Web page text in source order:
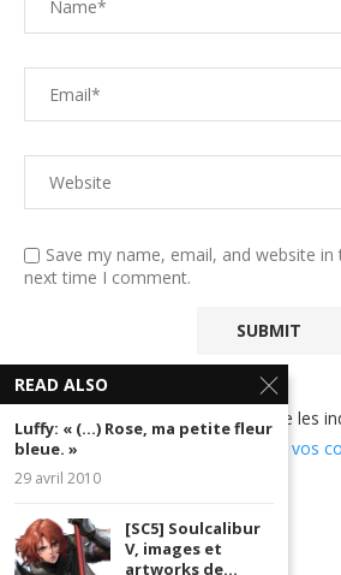
Save my name, email, and website
next time I comment.
Ce site utilise Akismet pour réduire les
plus sur comment les données de vos
utilisées.
READ ALSO
Luffy: « (…) Rose, ma petite fleur
bleue. »
29 avril 2010
[SC5] Soulcalibur
V, images et
artworks de...